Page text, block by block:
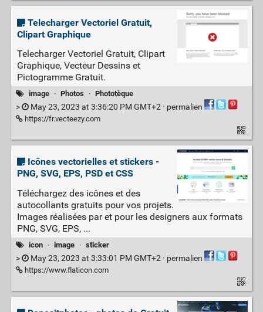
Telecharger Vectoriel Gratuit,
Clipart Graphique
Telecharger Vectoriel Gratuit, Clipart
Graphique, Vecteur Dessins et
Pictogramme Gratuit.
image · Photos · Phototèque
> May 23, 2023 at 3:36:20 PM GMT+2 · permalien
https://fr.vecteezy.com
Icônes vectorielles et stickers -
PNG, SVG, EPS, PSD et CSS
Téléchargez des icônes et des
autocollants gratuits pour vos projets.
Images réalisées par et pour les designers aux formats
PNG, SVG, EPS, ...
icon · image · sticker
> May 23, 2023 at 3:33:01 PM GMT+2 · permalien
https://www.flaticon.com